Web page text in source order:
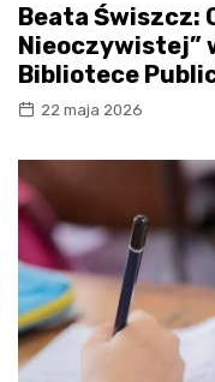
Beata Świszcz:
Nieoczywistej”
Bibliotece
22 maja 2026